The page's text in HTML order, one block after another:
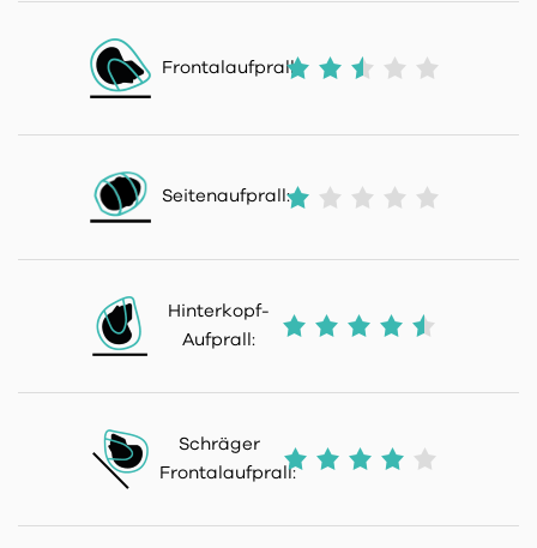
Frontalaufprall:
Seitenaufprall:
Hinterkopf-
Aufprall:
Schräger
Frontalaufprall: